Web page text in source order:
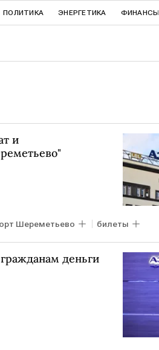
ПОЛИТИКА ЭНЕРГЕТИКА ФИНАНСЫ
и
Шереметьево билеты
деньги